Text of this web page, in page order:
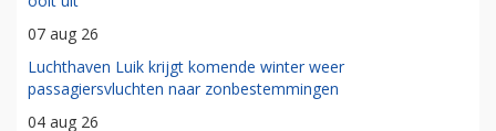
07 aug 26
Luchthaven Luik krijgt komende winter weer
passagiersvluchten naar zonbestemmingen
04 aug 26